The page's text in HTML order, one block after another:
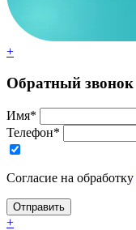
+
Обратный звонок
Имя*
Телефон*
Согласие на обработку
+